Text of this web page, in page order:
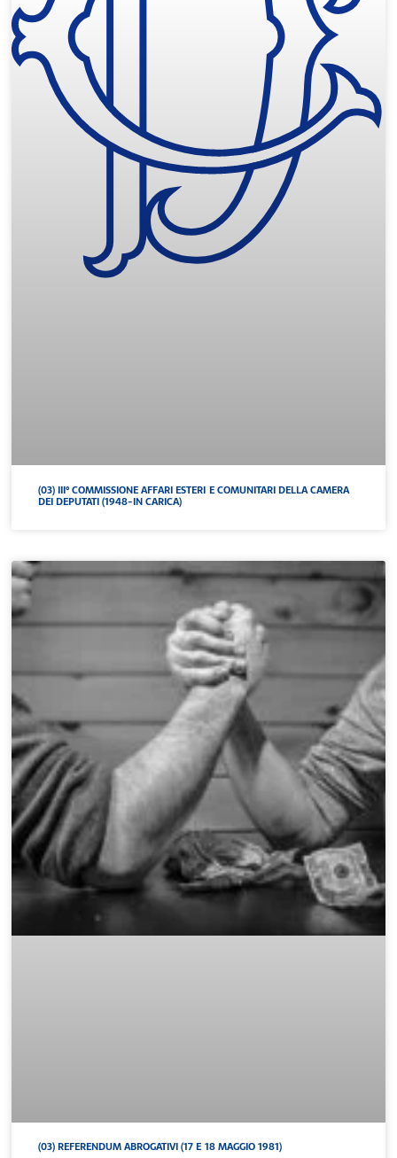
(03) III° COMMISSIONE AFFARI ESTERI E COMUNITARI DELLA CAMERA
DEI DEPUTATI (1948-IN CARICA)
(03) REFERENDUM ABROGATIVI (17 E 18 MAGGIO 1981)